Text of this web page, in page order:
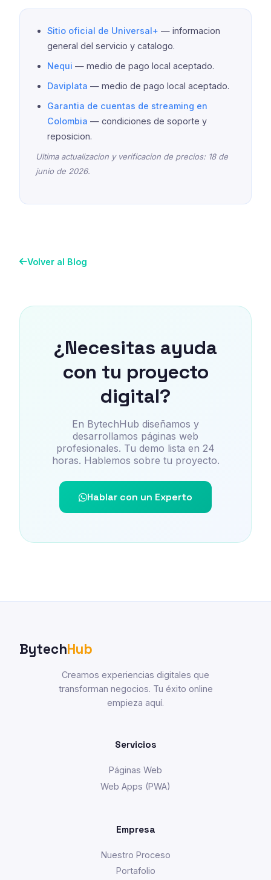
Sitio oficial de Universal+ — informacion
general del servicio y catalogo.
Nequi — medio de pago local aceptado.
Daviplata — medio de pago local aceptado.
Garantia de cuentas de streaming en
Colombia — condiciones de soporte y
reposicion.
Ultima actualizacion y verificacion de precios: 18 de
junio de 2026.
Volver al Blog
¿Necesitas ayuda
con tu proyecto
digital?
En BytechHub diseñamos y
desarrollamos páginas web
profesionales. Tu demo lista en 24
horas. Hablemos sobre tu proyecto.
Hablar con un Experto
BytechHub
Creamos experiencias digitales que
transforman negocios. Tu éxito online
empieza aquí.
Servicios
Páginas Web
Web Apps (PWA)
Empresa
Nuestro Proceso
Portafolio